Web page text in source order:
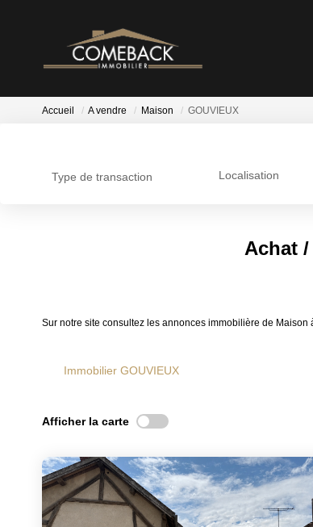
Accueil A vendre Maison GOUVIEUX
Type de transaction Localisation
Achat /
Sur notre site consultez les annonces immobilière de Maison
Immobilier GOUVIEUX
Afficher la carte